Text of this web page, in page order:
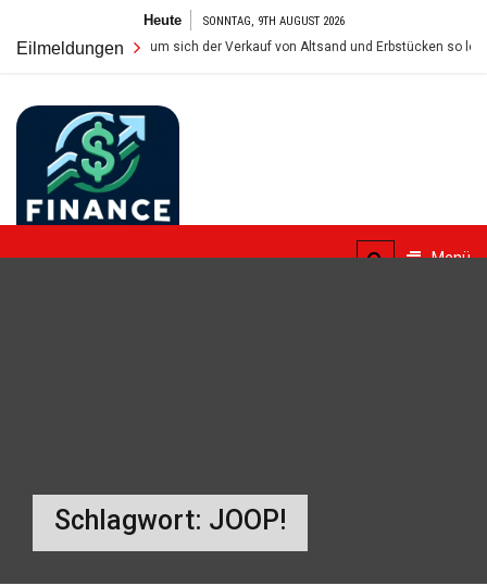
springen
Heute SONNTAG, 9TH AUGUST 2026
Eilmeldungen
im Tresor: Warum sich der Verkauf von Altsand und Erbstücken so lohnt
Finanzielle Bildung für alle Menü
Schlagwort: JOOP!